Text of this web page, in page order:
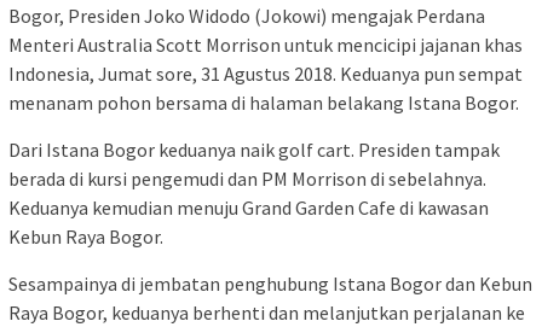
Bogor, Presiden Joko Widodo (Jokowi) mengajak Perdana
Menteri Australia Scott Morrison untuk mencicipi jajanan khas
Indonesia, Jumat sore, 31 Agustus 2018. Keduanya pun sempat
menanam pohon bersama di halaman belakang Istana Bogor.
Dari Istana Bogor keduanya naik golf cart. Presiden tampak
berada di kursi pengemudi dan PM Morrison di sebelahnya.
Keduanya kemudian menuju Grand Garden Cafe di kawasan
Kebun Raya Bogor.
Sesampainya di jembatan penghubung Istana Bogor dan Kebun
Raya Bogor, keduanya berhenti dan melanjutkan perjalanan ke